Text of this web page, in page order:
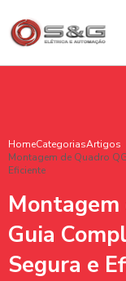
HomeCategoriasArtigos
Montagem de Quadro
Eficiente
Montagem
Guia
Segura e